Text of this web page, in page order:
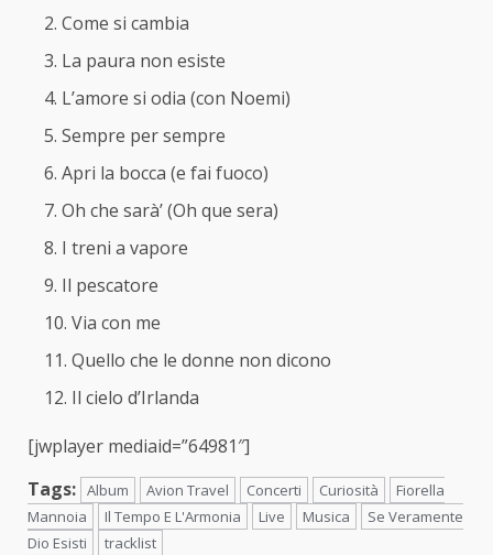
Come si cambia
La paura non esiste
L’amore si odia (con Noemi)
Sempre per sempre
Apri la bocca (e fai fuoco)
Oh che sarà’ (Oh que sera)
I treni a vapore
Il pescatore
Via con me
Quello che le donne non dicono
Il cielo d’Irlanda
[jwplayer mediaid=”64981″]
Tags: Album Avion Travel Concerti Curiosità
Fiorella
Mannoia
Il Tempo E L'Armonia Live Musica
Se Veramente
Dio Esisti
tracklist